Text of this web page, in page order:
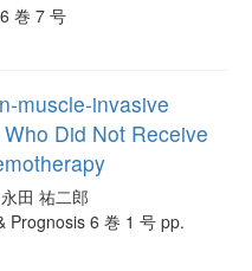
巻 7 号
muscle-invasive
Did Not Receive
田 祐二郎
Prognosis 6 巻 1 号 pp.